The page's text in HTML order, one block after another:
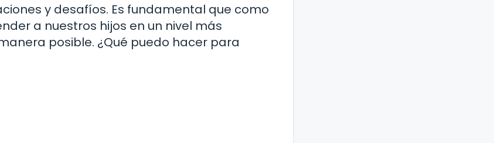
y desafíos. Es fundamental que como
a nuestros hijos en un nivel más
posible. ¿Qué puedo hacer para